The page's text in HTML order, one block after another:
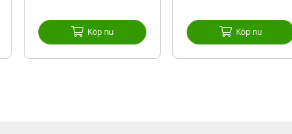
Köp nu Köp nu